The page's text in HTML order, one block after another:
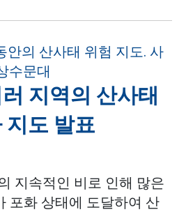
지역의 산사태
지도 발표
지속적인 비로 인해 많은
포화 상태에 도달하여 산